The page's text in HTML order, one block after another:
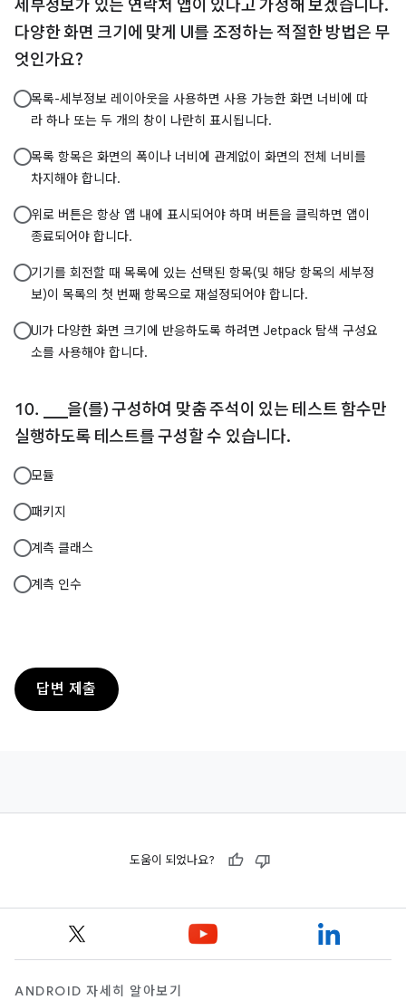
세부정보가 있는 연락처 앱이 있다고 가정해 보겠습니다.
다양한 화면 크기에 맞게 UI를 조정하는 적절한 방법은 무
엇인가요?
목록-세부정보 레이아웃을 사용하면 사용 가능한 화면 너비에 따
라 하나 또는 두 개의 창이 나란히 표시됩니다.
목록 항목은 화면의 폭이나 너비에 관계없이 화면의 전체 너비를
차지해야 합니다.
위로 버튼은 항상 앱 내에 표시되어야 하며 버튼을 클릭하면 앱이
종료되어야 합니다.
기기를 회전할 때 목록에 있는 선택된 항목(및 해당 항목의 세부정
보)이 목록의 첫 번째 항목으로 재설정되어야 합니다.
UI가 다양한 화면 크기에 반응하도록 하려면 Jetpack 탐색 구성요
소를 사용해야 합니다.
___을(를) 구성하여 맞춤 주석이 있는 테스트 함수만
실행하도록 테스트를 구성할 수 있습니다.
모듈
패키지
계측 클래스
계측 인수
답변 제출
도움이 되었나요?
ANDROID 자세히 알아보기